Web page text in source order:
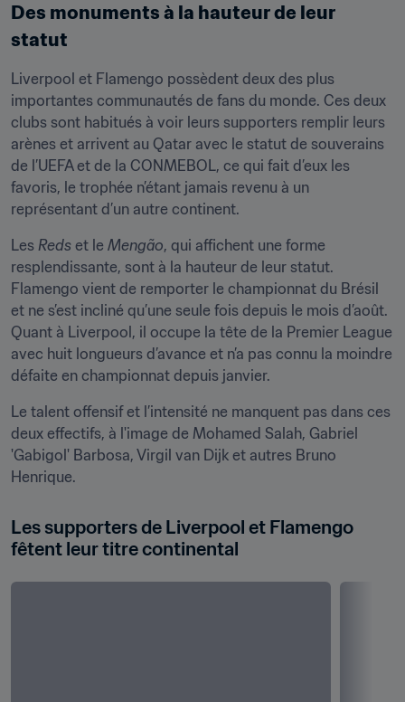
Des monuments à la hauteur de leur
statut
Liverpool et Flamengo possèdent deux des plus
importantes communautés de fans du monde. Ces deux
clubs sont habitués à voir leurs supporters remplir leurs
arènes et arrivent au Qatar avec le statut de souverains
de l’UEFA et de la CONMEBOL, ce qui fait d’eux les
favoris, le trophée n’étant jamais revenu à un
représentant d’un autre continent.
Les Reds et le Mengão, qui affichent une forme
resplendissante, sont à la hauteur de leur statut.
Flamengo vient de remporter le championnat du Brésil
et ne s’est incliné qu’une seule fois depuis le mois d’août.
Quant à Liverpool, il occupe la tête de la Premier League
avec huit longueurs d’avance et n’a pas connu la moindre
défaite en championnat depuis janvier.
Le talent offensif et l’intensité ne manquent pas dans ces
deux effectifs, à l'image de Mohamed Salah, Gabriel
'Gabigol' Barbosa, Virgil van Dijk et autres Bruno
Henrique.
Les supporters de Liverpool et Flamengo
fêtent leur titre continental